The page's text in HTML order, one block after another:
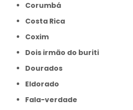
Corumbá
Costa Rica
Coxim
Dois irmão do buriti
Dourados
Eldorado
Fala-verdade